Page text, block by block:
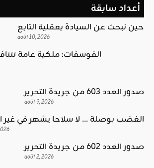
أعداد سابقة
حين نبحث عن السيادة بعقلية التابع
août 10, 2026
الفوسفات: ملكية عامة
صدور العدد 603 من جريدة التحرير
août 9, 2026
الغضب بوصلة … لا سلاحا يشهر في غير
صدور العدد 602 من جريدة التحرير
août 2, 2026